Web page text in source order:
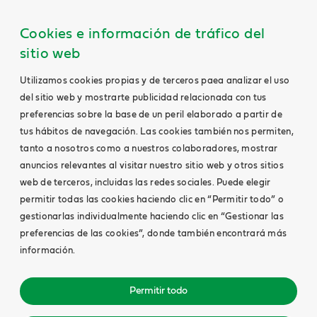
Cookies e información de tráfico del
sitio web
Utilizamos cookies propias y de terceros paea analizar el uso
del sitio web y mostrarte publicidad relacionada con tus
preferencias sobre la base de un peril elaborado a partir de
tus hábitos de navegación. Las cookies también nos permiten,
tanto a nosotros como a nuestros colaboradores, mostrar
anuncios relevantes al visitar nuestro sitio web y otros sitios
web de terceros, incluidas las redes sociales. Puede elegir
permitir todas las cookies haciendo clic en “Permitir todo” o
gestionarlas individualmente haciendo clic en “Gestionar las
preferencias de las cookies”, donde también encontrará más
información.
Permitir todo